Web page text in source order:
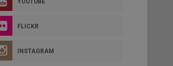
YOUTUBE
FLICKR
INSTAGRAM